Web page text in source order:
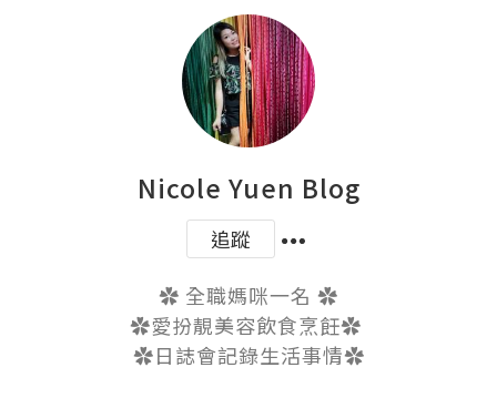
Nicole Yuen Blog
追蹤
✿ 全職媽咪一名 ✿
✿愛扮靚美容飲食烹飪✿
✿日誌會記錄生活事情✿